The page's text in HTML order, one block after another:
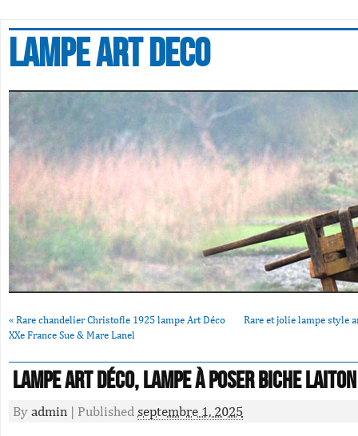
Lampe art deco
« Rare chandelier Christofle 1925 lampe Art Déco
XXe France Sue & Mare Lanel
Rare et jolie lampe style
Lampe art déco, lampe à poser biche
By admin | Published septembre 1, 2025